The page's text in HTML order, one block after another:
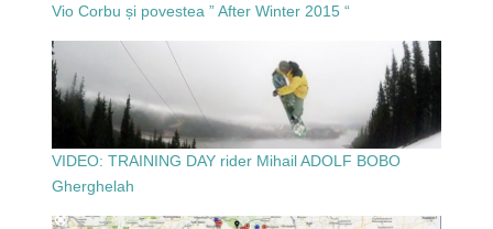
Vio Corbu și povestea ” After Winter 2015 “
VIDEO: TRAINING DAY rider Mihail ADOLF BOBO
Gherghelah